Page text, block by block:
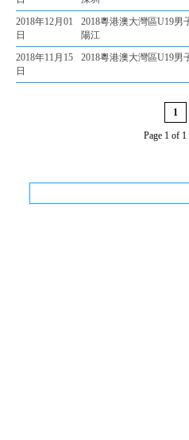
2018年12月01
日
2018粵港澳大灣區U19男
陽江
2018年11月15
日
2018粵港澳大灣區U19男
1
Page 1 of 1